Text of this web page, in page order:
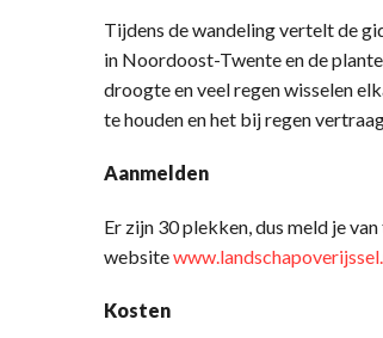
Tijdens de wandeling vertelt de
in Noordoost-Twente en de
droogte en veel regen wisselen
te houden en het bij regen
Aanmelden
Er zijn 30 plekken, dus meld je
website
Kosten